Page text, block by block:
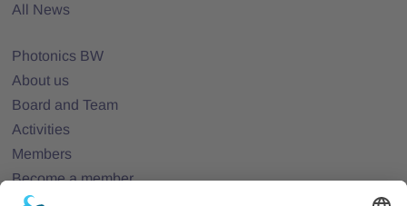
All News
Photonics BW
About us
Board and Team
Activities
Members
Become a member
Projects